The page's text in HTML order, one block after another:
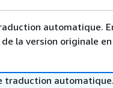
automatique.
la version originale en